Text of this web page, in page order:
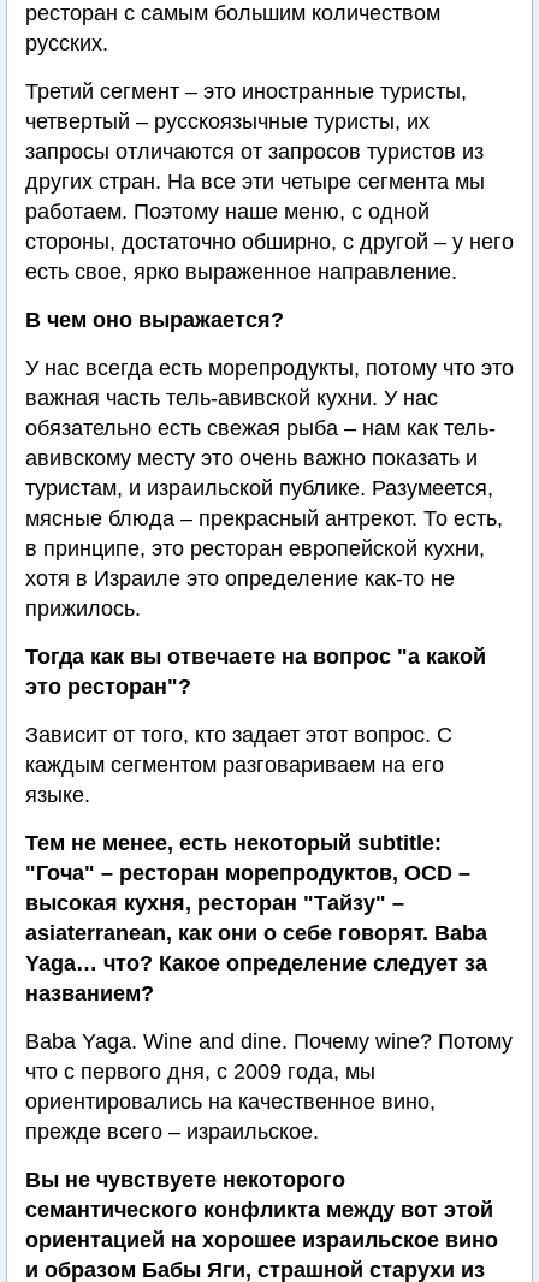
ресторан с самым большим количеством
русских.
Третий сегмент – это иностранные туристы,
четвертый – русскоязычные туристы, их
запросы отличаются от запросов туристов из
других стран. На все эти четыре сегмента мы
работаем. Поэтому наше меню, с одной
стороны, достаточно обширно, с другой – у него
есть свое, ярко выраженное направление.
В чем оно выражается?
У нас всегда есть морепродукты, потому что это
важная часть тель-авивской кухни. У нас
обязательно есть свежая рыба – нам как тель-
авивскому месту это очень важно показать и
туристам, и израильской публике. Разумеется,
мясные блюда – прекрасный антрекот. То есть,
в принципе, это ресторан европейской кухни,
хотя в Израиле это определение как-то не
прижилось.
Тогда как вы отвечаете на вопрос "а какой
это ресторан"?
Зависит от того, кто задает этот вопрос. С
каждым сегментом разговариваем на его
языке.
Тем не менее, есть некоторый subtitle:
"Гоча" – ресторан морепродуктов, OCD –
высокая кухня, ресторан "Тайзу" –
asiaterranean, как они о себе говорят. Baba
Yaga… что? Какое определение следует за
названием?
Baba Yaga. Wine and dine. Почему wine? Потому
что с первого дня, с 2009 года, мы
ориентировались на качественное вино,
прежде всего – израильское.
Вы не чувствуете некоторого
семантического конфликта между вот этой
ориентацией на хорошее израильское вино
и образом Бабы Яги, страшной старухи из